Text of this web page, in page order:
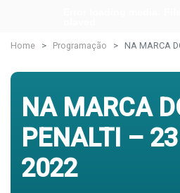
Home Programação NA MARCA
NA MARCA
PENALTI –
2022